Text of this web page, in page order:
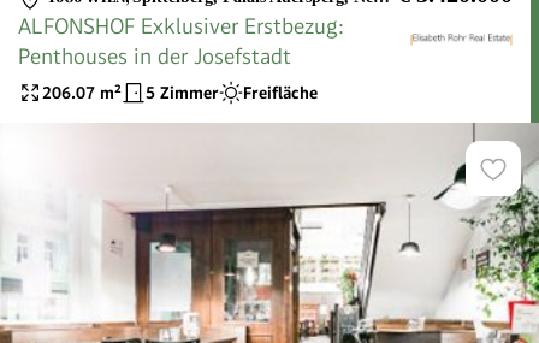
ALFONSHOF Exklusiver Erstbezug:
Penthouses in der Josefstadt
206.07 m² 5 Zimmer Freifläche